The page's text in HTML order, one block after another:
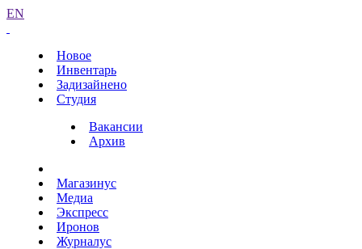
EN
Новое
Инвентарь
Задизайнено
Студия
Вакансии
Архив
Магазинус
Медиа
Экспресс
Иронов
Журналус